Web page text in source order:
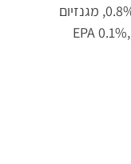
1.1%, זרחן 0.95%, נתרן 0.4%, אשלגן 0.8%, מגנזיום
EPA 0.1%,